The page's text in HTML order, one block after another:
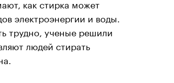
как стирка может
электроэнергии и воды.
трудно, ученые решили
людей стирать